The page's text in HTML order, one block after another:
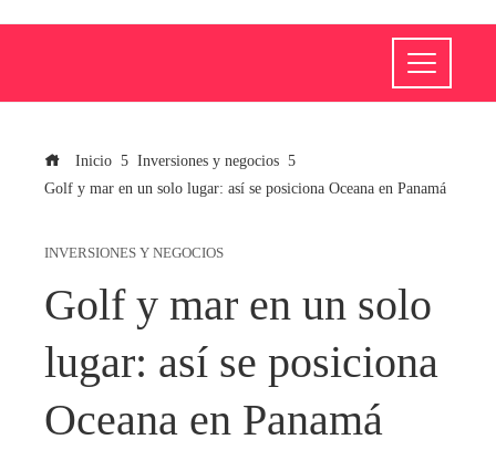
Inicio
Inversiones y negocios
Golf y mar en un solo lugar: así se posiciona Oceana en Panamá
INVERSIONES Y NEGOCIOS
Golf y mar en un solo
lugar: así se posiciona
Oceana en Panamá